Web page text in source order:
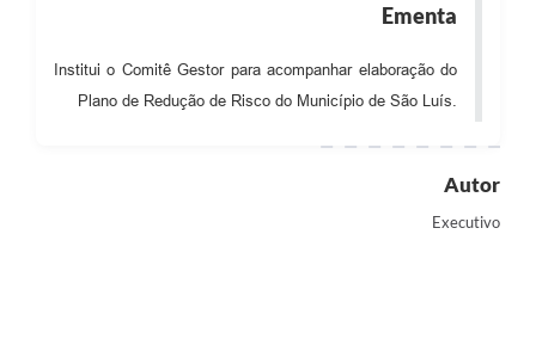
Ementa
Institui o Comitê Gestor para acompanhar elaboração do
Plano de Redução de Risco do Município de São Luís.
Autor
Executivo